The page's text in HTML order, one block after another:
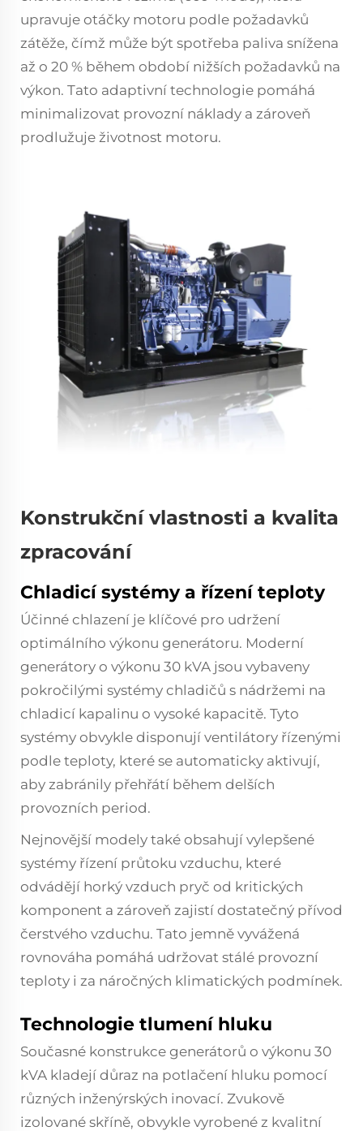
upravuje otáčky motoru podle požadavků
zátěže, čímž může být spotřeba paliva snížena
až o 20 % během období nižších požadavků na
výkon. Tato adaptivní technologie pomáhá
minimalizovat provozní náklady a zároveň
prodlužuje životnost motoru.
Konstrukční vlastnosti a kvalita
zpracování
Chladicí systémy a řízení teploty
Účinné chlazení je klíčové pro udržení
optimálního výkonu generátoru. Moderní
generátory o výkonu 30 kVA jsou vybaveny
pokročilými systémy chladičů s nádržemi na
chladicí kapalinu o vysoké kapacitě. Tyto
systémy obvykle disponují ventilátory řízenými
podle teploty, které se automaticky aktivují,
aby zabránily přehřátí během delších
provozních period.
Nejnovější modely také obsahují vylepšené
systémy řízení průtoku vzduchu, které
odvádějí horký vzduch pryč od kritických
komponent a zároveň zajistí dostatečný přívod
čerstvého vzduchu. Tato jemně vyvážená
rovnováha pomáhá udržovat stálé provozní
teploty i za náročných klimatických podmínek.
Technologie tlumení hluku
Současné konstrukce generátorů o výkonu 30
kVA kladejí důraz na potlačení hluku pomocí
různých inženýrských inovací. Zvukově
izolované skříně, obvykle vyrobené z kvalitní